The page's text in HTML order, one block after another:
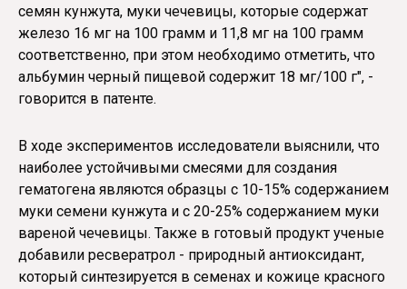
семян кунжута, муки чечевицы, которые содержат
железо 16 мг на 100 грамм и 11,8 мг на 100 грамм
соответственно, при этом необходимо отметить, что
альбумин черный пищевой содержит 18 мг/100 г", -
говорится в патенте.
В ходе экспериментов исследователи выяснили, что
наиболее устойчивыми смесями для создания
гематогена являются образцы с 10-15% содержанием
муки семени кунжута и с 20-25% содержанием муки
вареной чечевицы. Также в готовый продукт ученые
добавили ресвератрол - природный антиоксидант,
который синтезируется в семенах и кожице красного